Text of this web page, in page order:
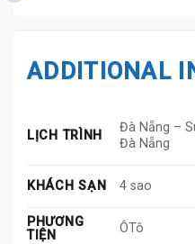
ADDITIONAL
LỊCH TRÌNH
Đà Nẵng –
Đà Nẵng
KHÁCH SẠN 4 sao
PHƯƠNG
TIỆN
ÔTô